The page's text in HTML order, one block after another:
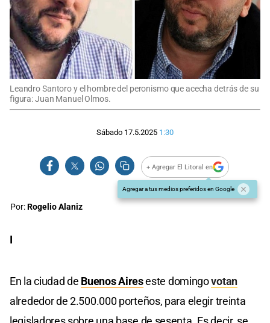
Leandro Santoro y el hombre del peronismo que acecha detrás de su
figura: Juan Manuel Olmos.
Sábado 17.5.2025 1:30
+ Agregar El Litoral en
Agregar a tus medios preferidos en Google
Por:Rogelio Alaniz
I
En la ciudad de Buenos Aireseste domingovotan
alrededor de 2.500.000 porteños, para elegir treinta